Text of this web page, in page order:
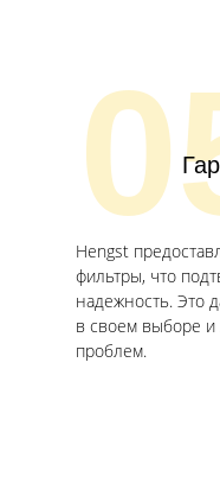
Hengst
фильтры, что
надежность. Это
в своем выборе и
проблем.